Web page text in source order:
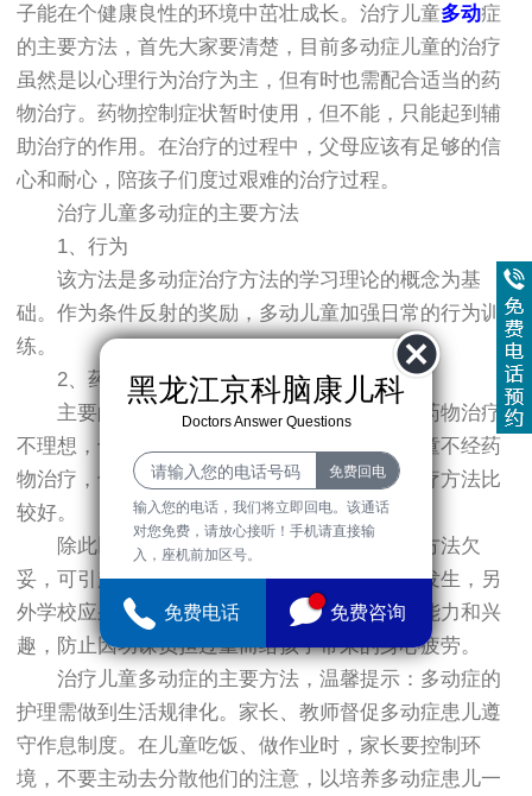
子能在个健康良性的环境中茁壮成长。治疗儿童多动症
的主要方法，首先大家要清楚，目前多动症儿童的治疗
虽然是以心理行为治疗为主，但有时也需配合适当的药
物治疗。药物控制症状暂时使用，但不能，只能起到辅
助治疗的作用。在治疗的过程中，父母应该有足够的信
心和耐心，陪孩子们度过艰难的治疗过程。
治疗儿童多动症的主要方法
1、行为
该方法是多动症治疗方法的学习理论的概念为基
础。作为条件反射的奖励，多动儿童加强日常的行为训
练。
2、药物
主要的药物治疗是兴奋剂，但可能产生，药物治疗
不理想，也非的治疗方法，有一部分多动症儿童不经药
物治疗，也能恢复正常。对多动症采取综合治疗方法比
较好。
除此以外，日常学校中老师对儿童的教育方法欠
妥，可引起儿童的逆反心理，从而诱发此病的发生，另
外学校应采取丰富多彩的教学内容培养孩子的能力和兴
趣，防止因功课负担过重而给孩子带来的身心疲劳。
治疗儿童多动症的主要方法，温馨提示：多动症的
护理需做到生活规律化。家长、教师督促多动症患儿遵
守作息制度。在儿童吃饭、做作业时，家长要控制环
境，不要主动去分散他们的注意，以培养多动症患儿一
黑龙江京科脑康儿科
Doctors Answer Questions
输入您的电话，我们将立即回电。该通话
对您免费，请放心接听！手机请直接输
入，座机前加区号。
免费电话 免费咨询